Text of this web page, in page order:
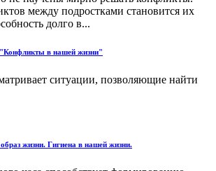
между подростками становится их
долго в...
в нашей жизни"
ситуации, позволяющие найти
жизни. Гигиена в нашей жизни.